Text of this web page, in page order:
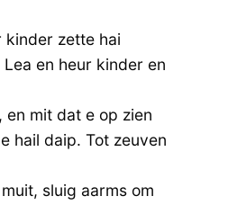
kinder zette hai
en heur kinder en
en mit dat e op zien
hail daip. Tot zeuven
sluig aarms om